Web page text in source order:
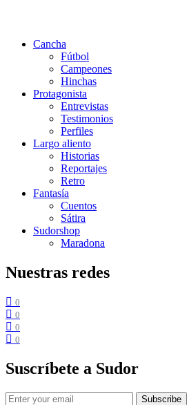
Cancha
Fútbol
Campeones
Hinchas
Protagonista
Entrevistas
Testimonios
Perfiles
Largo aliento
Historias
Reportajes
Retro
Fantasía
Cuentos
Sátira
Sudorshop
Maradona
Nuestras redes
0
0
0
0
Suscríbete a Sudor
Subscribe